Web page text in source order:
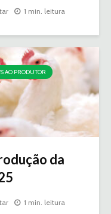
1 min. leitura
AO PRODUTOR
da
1 min. leitura